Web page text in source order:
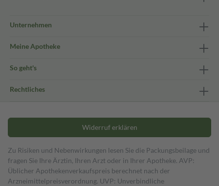
Unternehmen
Meine Apotheke
So geht's
Rechtliches
Widerruf erklären
Zu Risiken und Nebenwirkungen lesen Sie die Packungsbeilage und
fragen Sie Ihre Ärztin, Ihren Arzt oder in Ihrer Apotheke. AVP:
Üblicher Apothekenverkaufspreis berechnet nach der
Arzneimittelpreisverordnung. UVP: Unverbindliche